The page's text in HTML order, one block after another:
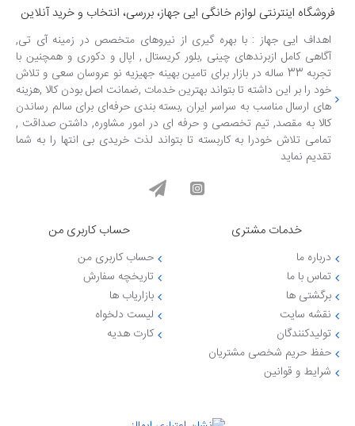
فروشگاه اینترنتی لوازم خانگی ایی جهاز، بررسی، انتخاب و خرید آنلاین
اهداف ایی جهاز : با بهره گیری از نیروهای متخصص در زمینه آی تی,
آگاهی کامل ازبرندهای چینی ,بلور کریستال , اپال و دکوری و همچنین با
تجربه 33 ساله در بازار برای تامین بهینه جهیزیه نو عروسان سعی و تلاش
خود را بر این داشته تا بتواند بهترین خدمات ,ضمانت اصل بودن کالا ,هزینه
های ارسال مناسب به سراسر ایران ,بسته بندی حرفه‌ای برای سالم رساندن
کالا به مقصد, تیم تخصصی و حرفه ای در امور مشاوره, داشتن صداقت ,
تمامی تلاش خودرا به کاربسته تا بتواند لذت خریدی بی انتها را به شما
تقدیم نماید
خدمات مشتری
درباره ما
تماس با ما
برگشتی ها
نقشه سایت
تولیدکنندگان
حفظ حریم شخصی مشتریان
شرایط و قوانین
حساب کاربری من
حساب کاربری من
تاریخچه سفارش
بازاریاب ها
لیست دلخواه
کارت هدیه